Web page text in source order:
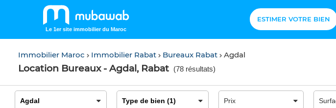
Le 1er site immobilier du Maroc
ESTIMER VOTRE BIEN
Immobilier Maroc Immobilier Rabat Bureaux Rabat Agdal
Location Bureaux - Agdal, Rabat (78 résultats)